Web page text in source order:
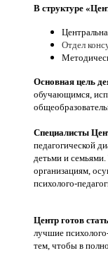
В структуре
Отдел
Основная цель
обучающимся,
Специалисты
педагогической
детьми и
организациям,
психолого-
Центр готов
лучшие
тем, чтобы в